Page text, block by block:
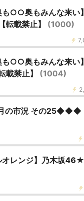
も○○奥もみんな来い
転載禁止】 (1000)
も○○奥もみんな来い
載禁止】 (1004)
市況 その25◆◆◆
オレンジ】乃木坂